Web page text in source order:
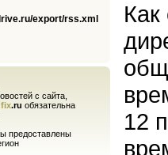
export/rss.xml
с сайта,
fix.ru обязательна
предоставлены
12